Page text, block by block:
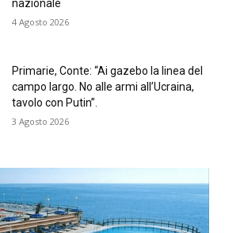
nazionale
4 Agosto 2026
Primarie, Conte: “Ai gazebo la linea del
campo largo. No alle armi all’Ucraina,
tavolo con Putin”.
3 Agosto 2026